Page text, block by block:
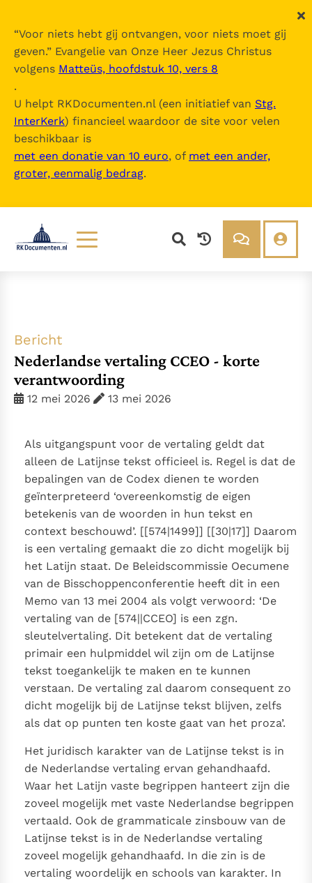
“Voor niets hebt gij ontvangen, voor niets moet gij
geven.” Evangelie van Onze Heer Jezus Christus
volgens Matteüs, hoofdstuk 10, vers 8
.
U helpt RKDocumenten.nl (een initiatief van Stg.
InterKerk) financieel waardoor de site voor velen
beschikbaar is
met een donatie van 10 euro, of met een ander,
groter, eenmalig bedrag.
Thema’s
Berichten
Nieuwsbrief
Gebruiksvoorwaarden
In Christus wordt onze honger vervuld
Leer de kostbare parel van Gods koninkrijk te
herkennen
Gods Koninkrijk groeit stilletjes door liefde, niet door
dwang
De mystiek. De mystieke verschijnselen en de
heiligheid
Berichten
Het Vaticaan publiceert een nieuwe Latijnse uitgave
van het Romeins martyrologium
Vaticaanse financiële waakhond verliest autonomie
Paus spreekt het Wereldvoedselprogramma toe
Paus Leo XIV in Pavia: "De stad is zowel een gave als
een taak"
Paus in Pavia: St. Augustinus toont ons de noodzaak om
"naar het innerlijk" toe te keren.
RK Documenten stelt heel veel belangrijke
kerkelijke documenten van de Rooms
Katholieke Kerk in het Nederlands beschikbaar
en is volledig afhankelijk van donaties.
Ik help mee!
Bericht
Nederlandse vertaling CCEO - korte
verantwoording
12 mei 2026 13 mei 2026
Als uitgangspunt voor de vertaling geldt dat
alleen de Latijnse tekst officieel is. Regel is dat de
bepalingen van de Codex dienen te worden
geïnterpreteerd ‘overeenkomstig de eigen
betekenis van de woorden in hun tekst en
context beschouwd’. [[574|1499]] [[30|17]] Daarom
is een vertaling gemaakt die zo dicht mogelijk bij
het Latijn staat. De Beleidscommissie Oecumene
van de Bisschoppenconferentie heeft dit in een
Memo van 13 mei 2004 als volgt verwoord: ‘De
vertaling van de [574||CCEO] is een zgn.
sleutelvertaling. Dit betekent dat de vertaling
primair een hulpmiddel wil zijn om de Latijnse
tekst toegankelijk te maken en te kunnen
verstaan. De vertaling zal daarom consequent zo
dicht mogelijk bij de Latijnse tekst blijven, zelfs
als dat op punten ten koste gaat van het proza’.
Het juridisch karakter van de Latijnse tekst is in
de Nederlandse vertaling ervan gehandhaafd.
Waar het Latijn vaste begrippen hanteert zijn die
zoveel mogelijk met vaste Nederlandse begrippen
vertaald. Ook de grammaticale zinsbouw van de
Latijnse tekst is in de Nederlandse vertaling
zoveel mogelijk gehandhaafd. In die zin is de
vertaling woordelijk en schools van karakter. In